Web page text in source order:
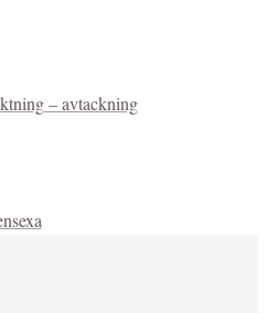
– avtackning